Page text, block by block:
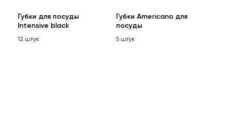
Губки для посуды
Intensive black
12 штук
Губки Americano для
посуды
5 штук